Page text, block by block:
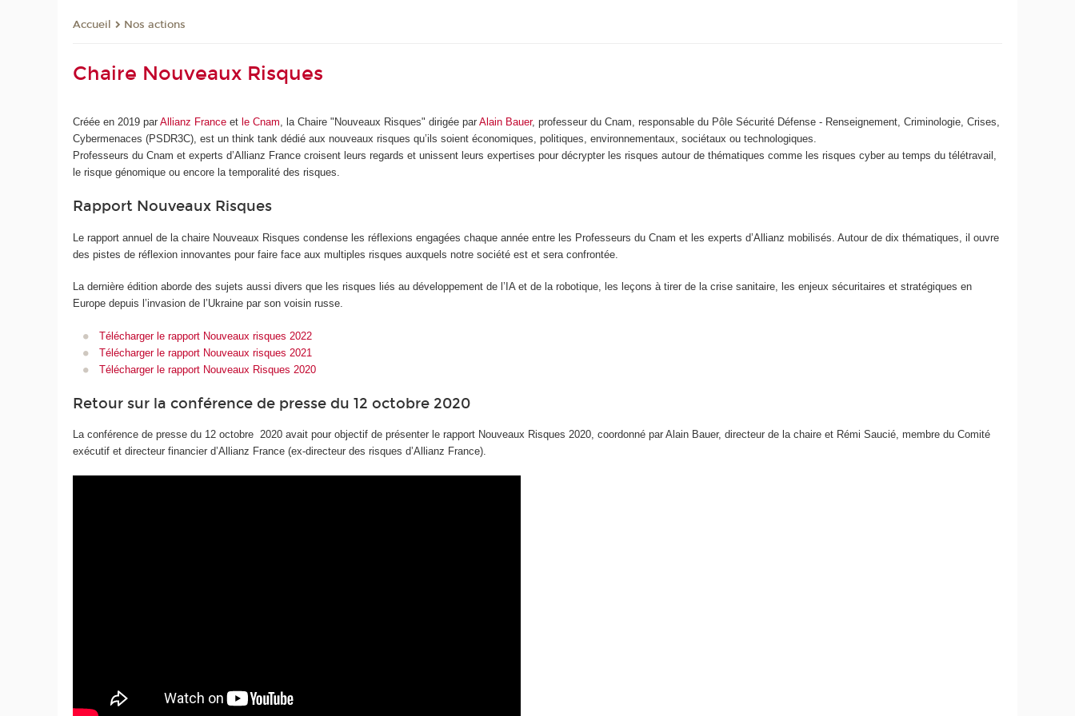
Accueil Nos actions
Chaire Nouveaux Risques
Créée en 2019 parAllianz France etle Cnam , la Chaire "Nouveaux Risques" dirigée parAlain Bauer, professeur du Cnam, responsable du Pôle Sécurité Défense - Renseignement, Criminologie, Crises,
Cybermenaces (PSDR3C), est un think tank dédié aux nouveaux risques qu’ils soient économiques, politiques, environnementaux, sociétaux ou technologiques.
Professeurs du Cnam et experts d’Allianz France croisent leurs regards et unissent leurs expertises pour décrypter les risques autour de thématiques comme les risques cyber au temps du télétravail,
le risque génomique ou encore la temporalité des risques.
Rapport Nouveaux Risques
Le rapport annuel de la chaire Nouveaux Risques condense les réflexions engagées chaque année entre les Professeurs du Cnam et les experts d’Allianz mobilisés. Autour de dix thématiques, il ouvre
des pistes de réflexion innovantes pour faire face aux multiples risques auxquels notre société est et sera confrontée.
La dernière édition aborde des sujets aussi divers que les risques liés au développement de l’IA et de la robotique, les leçons à tirer de la crise sanitaire, les enjeux sécuritaires et stratégiques en
Europe depuis l’invasion de l’Ukraine par son voisin russe.
Télécharger le rapport Nouveaux risques 2022
Télécharger le rapport Nouveaux risques 2021
Télécharger le rapport Nouveaux Risques 2020
Retour sur la conférence de presse du 12 octobre 2020
La conférence de presse du 12 octobre 2020 avait pour objectif de présenter le rapport Nouveaux Risques 2020, coordonné par Alain Bauer, directeur de la chaire et Rémi Saucié, membre du Comité
exécutif et directeur financier d’Allianz France (ex-directeur des risques d’Allianz France).